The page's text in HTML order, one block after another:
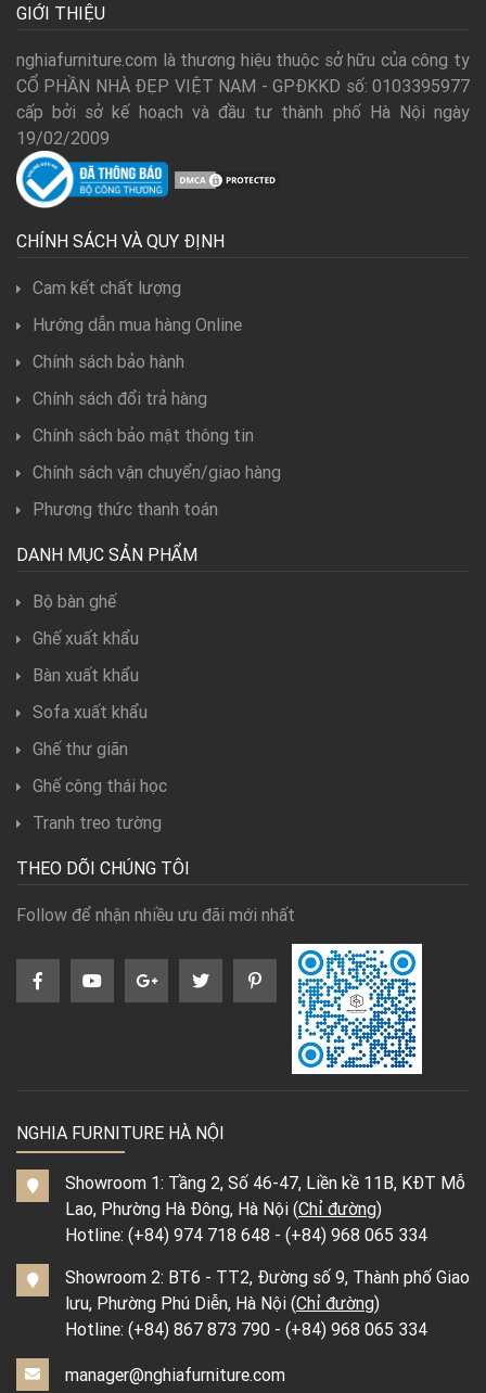
GIỚI THIỆU
nghiafurniture.com là thương hiệu thuộc sở hữu của công ty
CỔ PHẦN NHÀ ĐẸP VIỆT NAM - GPĐKKD số: 0103395977
cấp bởi sở kế hoạch và đầu tư thành phố Hà Nội ngày
19/02/2009
CHÍNH SÁCH VÀ QUY ĐỊNH
Cam kết chất lượng
Hướng dẫn mua hàng Online
Chính sách bảo hành
Chính sách đổi trả hàng
Chính sách bảo mật thông tin
Chính sách vận chuyển/giao hàng
Phương thức thanh toán
DANH MỤC SẢN PHẨM
Bộ bàn ghế
Ghế xuất khẩu
Bàn xuất khẩu
Sofa xuất khẩu
Ghế thư giãn
Ghế công thái học
Tranh treo tường
THEO DÕI CHÚNG TÔI
Follow để nhận nhiều ưu đãi mới nhất
NGHIA FURNITURE HÀ NỘI
Showroom 1: Tầng 2, Số 46-47, Liền kề 11B, KĐT Mỗ
Lao, Phường Hà Đông, Hà Nội (Chỉ đường)
Hotline: (+84) 974 718 648 - (+84) 968 065 334
Showroom 2: BT6 - TT2, Đường số 9, Thành phố Giao
lưu, Phường Phú Diễn, Hà Nội (Chỉ đường)
Hotline: (+84) 867 873 790 - (+84) 968 065 334
manager@nghiafurniture.com